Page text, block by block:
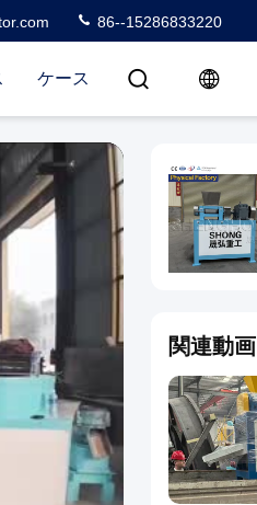
86--15286833220
ケース
関連動画